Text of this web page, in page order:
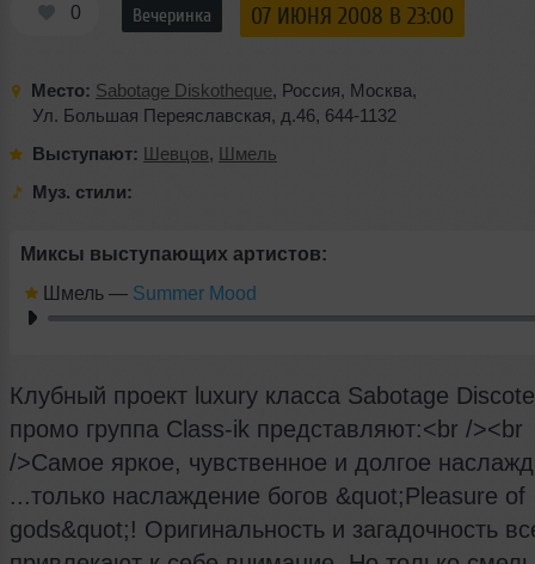
0 Вечеринка 07 ИЮНЯ 2008 В 23:00
Место: Sabotage Diskotheque, Россия, Москва,
Ул. Большая Переяславская, д.46, 644-1132
Выступают: Шевцов, Шмель
Муз. стили:
Миксы выступающих артистов:
Шмель — Summer Mood
Клубный проект luxury класса Sabotage
промо группа Class-ik представляют:<br /><br
/>Самое яркое, чувственное и долгое
...только наслаждение богов &quot;Pleasure of
gods&quot;! Оригинальность и загадочность